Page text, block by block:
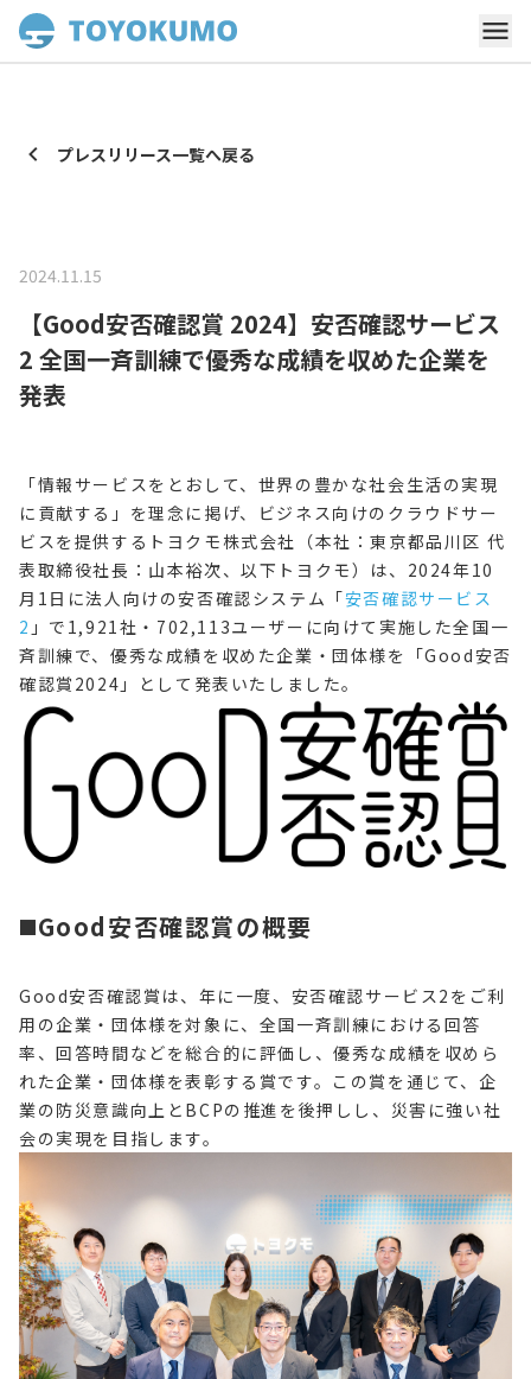
プレスリリース一覧へ戻る
2024.11.15
【Good安否確認賞 2024】安否確認サービス
2 全国一斉訓練で優秀な成績を収めた企業を
発表
「情報サービスをとおして、世界の豊かな社会生活の実現
に貢献する」を理念に掲げ、ビジネス向けのクラウドサー
ビスを提供するトヨクモ株式会社（本社：東京都品川区 代
表取締役社長：山本裕次、以下トヨクモ）は、2024年10
月1日に法人向けの安否確認システム「安否確認サービス
2 」で1,921社・702,113ユーザーに向けて実施した全国一
斉訓練で、優秀な成績を収めた企業・団体様を「Good安否
確認賞2024」として発表いたしました。
◼️Good安否確認賞の概要
Good安否確認賞は、年に一度、安否確認サービス2をご利
用の企業・団体様を対象に、全国一斉訓練における回答
率、回答時間などを総合的に評価し、優秀な成績を収めら
れた企業・団体様を表彰する賞です。この賞を通じて、企
業の防災意識向上とBCPの推進を後押しし、災害に強い社
会の実現を目指します。